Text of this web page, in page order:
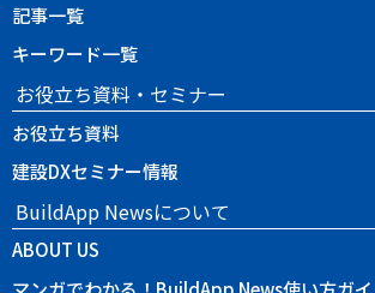
記事一覧
キーワード一覧
お役立ち資料・セミナー
お役立ち資料
建設DXセミナー情報
BuildApp Newsについて
ABOUT US